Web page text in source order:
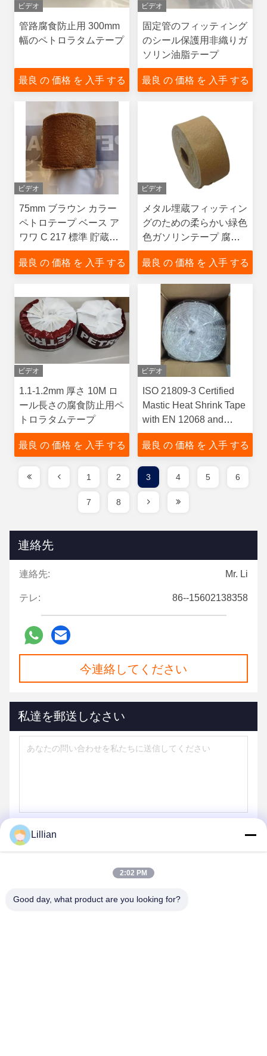
ビデオ
管路腐食防止用 300mm
幅のペトロラタムテープ
最良 の 価格 を 入手 する
ビデオ
固定管のフィッティング
のシール保護用非織りガ
ソリン油脂テープ
最良 の 価格 を 入手 する
ビデオ
75mm ブラウン カラー
ペトロテープ ベース ア
ワワ C 217 標準 貯蔵タ
ンク
最良 の 価格 を 入手 する
ビデオ
メタル埋蔵フィッティン
グのための柔らかい緑色
色ガソリンテープ 腐食
防止
最良 の 価格 を 入手 する
ビデオ
1.1-1.2mm 厚さ 10M ロ
ール長さの腐食防止用ペ
トロラタムテープ
最良 の 価格 を 入手 する
ビデオ
ISO 21809-3 Certified
Mastic Heat Shrink Tape
with EN 12068 and
ASTM D1000
Compliance for Pipeline
最良 の 価格 を 入手 する
1 2 3 4 5 6
7 8
連絡先
連絡先: Mr. Li
テレ: 86--15602138358
今連絡してください
私達を郵送しなさい
送信する
Lillian
2:02 PM
Good day, what product are you looking for?